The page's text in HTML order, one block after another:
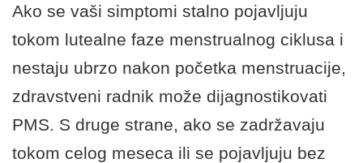
Ako se vaši simptomi stalno pojavljuju
tokom lutealne faze menstrualnog ciklusa i
nestaju ubrzo nakon početka menstruacije,
zdravstveni radnik može dijagnostikovati
PMS. S druge strane, ako se zadržavaju
tokom celog meseca ili se pojavljuju bez